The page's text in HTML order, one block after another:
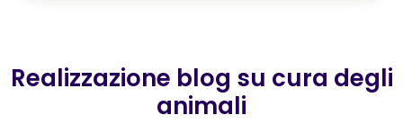
Realizzazione blog su cura degli
animali